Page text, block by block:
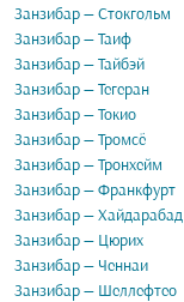
Занзибар — Стокгольм
Занзибар — Таиф
Занзибар — Тайбэй
Занзибар — Тегеран
Занзибар — Токио
Занзибар — Тромсё
Занзибар — Тронхейм
Занзибар — Франкфурт
Занзибар — Хайдарабад
Занзибар — Цюрих
Занзибар — Ченнаи
Занзибар — Шеллефтео